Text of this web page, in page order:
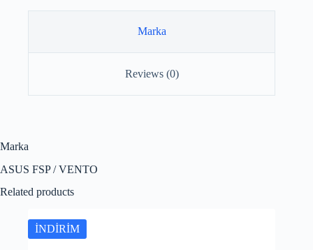
Marka
Reviews (0)
Marka
ASUS FSP / VENTO
Related products
İNDİRİM